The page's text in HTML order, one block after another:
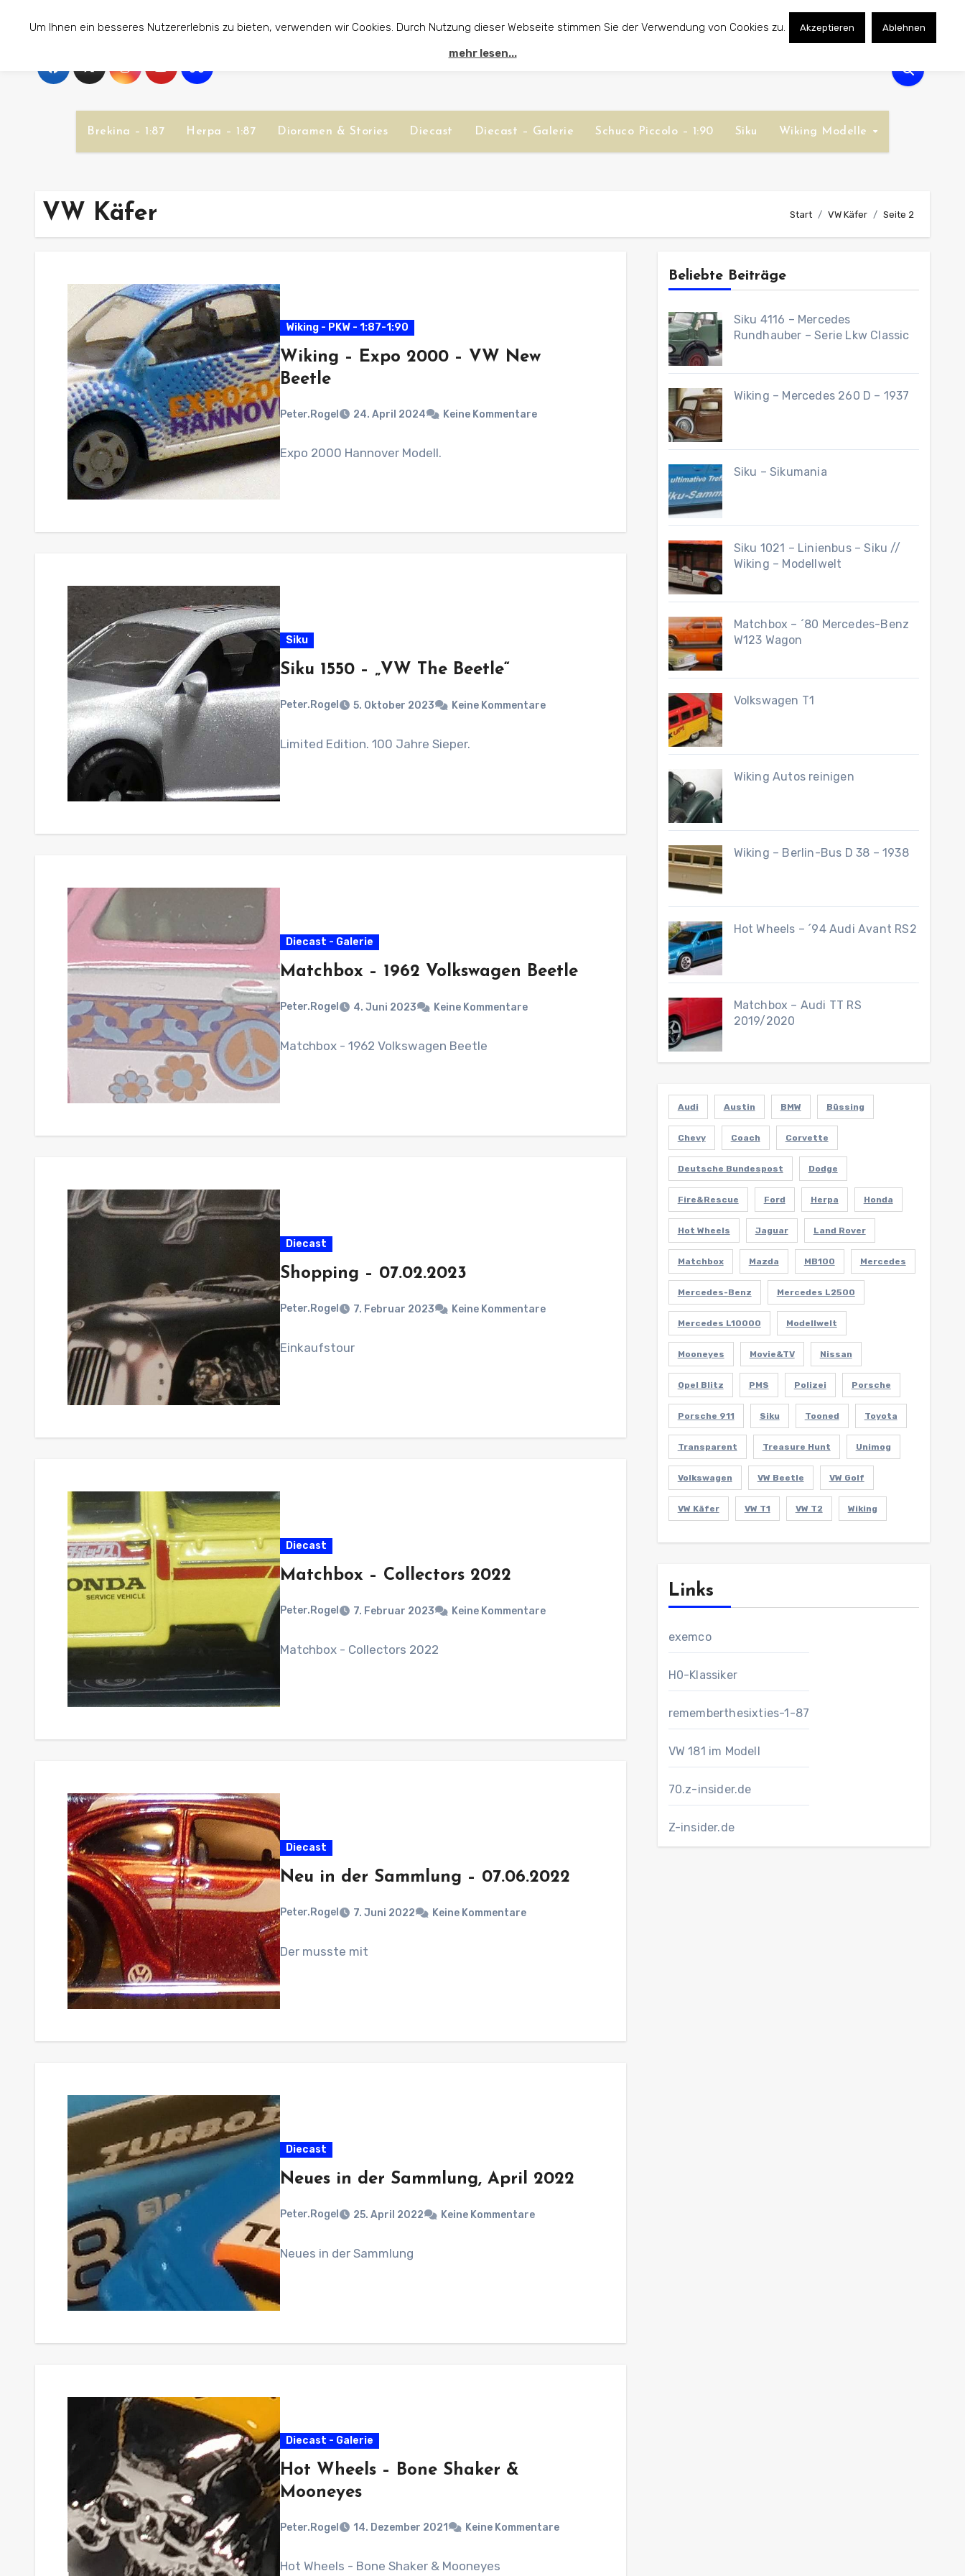
Inhalt
Brekina – 1:87 Herpa – 1:87 Dioramen & Stories Diecast Diecast – Galerie Schuco Piccolo – 1:90 Siku Wiking Modelle
VW Käfer Start VW Käfer Seite 2
Wiking - PKW - 1:87-1:90
Wiking – Expo 2000 – VW New
Beetle
Peter.Rogel 24. April 2024 Keine Kommentare
Expo 2000 Hannover Modell.
Siku
Siku 1550 – „VW The Beetle“
Peter.Rogel 5. Oktober 2023 Keine Kommentare
Limited Edition. 100 Jahre Sieper.
Diecast - Galerie
Matchbox – 1962 Volkswagen Beetle
Peter.Rogel 4. Juni 2023 Keine Kommentare
Matchbox - 1962 Volkswagen Beetle
Diecast
Shopping – 07.02.2023
Peter.Rogel 7. Februar 2023 Keine Kommentare
Einkaufstour
Diecast
Matchbox – Collectors 2022
Peter.Rogel 7. Februar 2023 Keine Kommentare
Matchbox - Collectors 2022
Diecast
Neu in der Sammlung – 07.06.2022
Peter.Rogel 7. Juni 2022 Keine Kommentare
Der musste mit
Diecast
Neues in der Sammlung, April 2022
Peter.Rogel 25. April 2022 Keine Kommentare
Neues in der Sammlung
Diecast - Galerie
Hot Wheels – Bone Shaker &
Mooneyes
Peter.Rogel 14. Dezember 2021 Keine Kommentare
Hot Wheels - Bone Shaker & Mooneyes
Beliebte Beiträge
Siku 4116 – Mercedes
Rundhauber – Serie Lkw Classic
Wiking – Mercedes 260 D – 1937
Siku – Sikumania
Siku 1021 – Linienbus – Siku //
Wiking – Modellwelt
Matchbox – ´80 Mercedes-Benz
W123 Wagon
Volkswagen T1
Wiking Autos reinigen
Wiking – Berlin-Bus D 38 – 1938
Hot Wheels – ´94 Audi Avant RS2
Matchbox – Audi TT RS
2019/2020
Audi Austin BMW Büssing
Chevy Coach Corvette
Deutsche Bundespost Dodge
Fire&Rescue Ford Herpa Honda
Hot Wheels Jaguar Land Rover
Matchbox Mazda MB100 Mercedes
Mercedes-Benz Mercedes L2500
Mercedes L10000 Modellwelt
Mooneyes Movie&TV Nissan
Opel Blitz PMS Polizei Porsche
Porsche 911 Siku Tooned Toyota
Transparent Treasure Hunt Unimog
Volkswagen VW Beetle VW Golf
VW Käfer VW T1 VW T2 Wiking
Links
exemco
H0-Klassiker
rememberthesixties-1-87
VW 181 im Modell
70.z-insider.de
Z-insider.de
Um Ihnen ein besseres Nutzererlebnis zu bieten, verwenden wir Cookies. Durch Nutzung dieser Webseite stimmen Sie der Verwendung von Cookies zu. Akzeptieren Ablehnen
mehr lesen...